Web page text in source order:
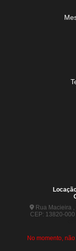
Rua Macieira
CEP: 13820-000
No momento,